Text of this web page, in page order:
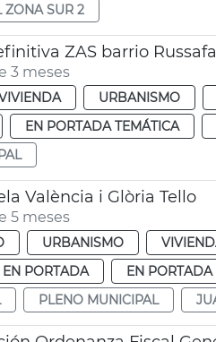
ZONA SUR 2
ZAS barrio
3 meses
URBANISMO
EN PORTADA TEMÁTICA
València i Glòria Tello
5 meses
URBANISMO
EN PORTADA EN PORTADA
PLENO MUNICIPAL